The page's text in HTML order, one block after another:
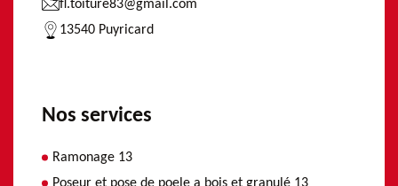
fl.toiture83@gmail.com
13540 Puyricard
Nos services
Ramonage 13
Poseur et pose de poele a bois et granulé 13